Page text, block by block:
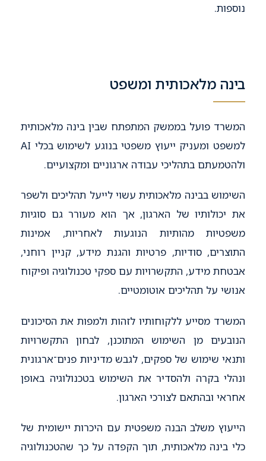
נוספות.
בינה מלאכותית ומשפט
המשרד פועל בממשק המתפתח שבין בינה מלאכותית
למשפט ומעניק ייעוץ משפטי בנוגע לשימוש בכלי AI
ולהטמעתם בתהליכי עבודה ארגוניים ומקצועיים.
השימוש בבינה מלאכותית עשוי לייעל תהליכים ולשפר
את יכולותיו של הארגון, אך הוא מעורר גם סוגיות
משפטיות מהותיות הנוגעות לאחריות, אמינות
התוצרים, סודיות, פרטיות והגנת מידע, קניין רוחני,
אבטחת מידע, התקשרויות עם ספקי טכנולוגיה ופיקוח
אנושי על תהליכים אוטומטיים.
המשרד מסייע ללקוחותיו לזהות ולמפות את הסיכונים
הנובעים מן השימוש המתוכנן, לבחון התקשרויות
ותנאי שימוש של ספקים, לגבש מדיניות פנים־ארגונית
ונהלי בקרה ולהסדיר את השימוש בטכנולוגיה באופן
אחראי ובהתאם לצורכי הארגון.
הייעוץ משלב הבנה משפטית עם היכרות יישומית של
כלי בינה מלאכותית, תוך הקפדה על כך שהטכנולוגיה